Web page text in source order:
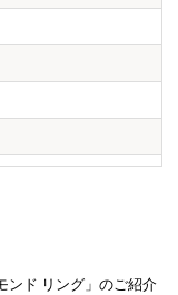
ンド リング」のご紹介